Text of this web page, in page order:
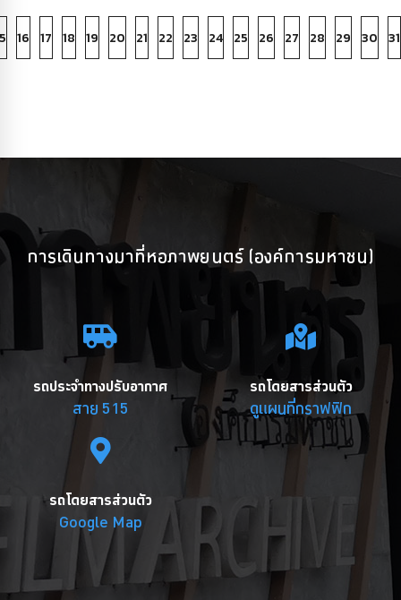
16 17 18 19 20 21 22 23 24 25 26 27 28 29 30 31
การเดินทางมาที่หอภาพยนตร์ (องค์การมหาชน)
รถประจำทางปรับอากาศ
สาย 515
รถโดยสารส่วนตัว
ดูแผนที่กราฟฟิก
รถโดยสารส่วนตัว
Google Map